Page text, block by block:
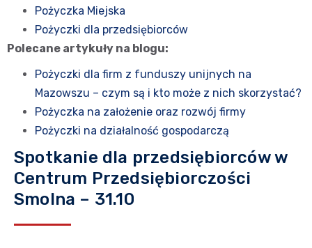
Pożyczka Miejska
Pożyczki dla przedsiębiorców
Polecane artykuły na blogu:
Pożyczki dla firm z funduszy unijnych na
Mazowszu – czym są i kto może z nich skorzystać?
Pożyczka na założenie oraz rozwój firmy
Pożyczki na działalność gospodarczą
Spotkanie dla przedsiębiorców w
Centrum Przedsiębiorczości
Smolna – 31.10